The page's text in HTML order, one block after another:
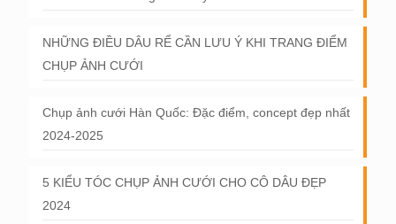
NHỮNG ĐIỀU DÂU RỂ CẦN LƯU Ý KHI TRANG ĐIỂM
CHỤP ẢNH CƯỚI
Chụp ảnh cưới Hàn Quốc: Đặc điểm, concept đẹp nhất
2024-2025
5 KIỂU TÓC CHỤP ẢNH CƯỚI CHO CÔ DÂU ĐẸP
2024